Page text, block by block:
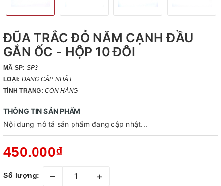
ĐŨA TRẮC ĐỎ NĂM CẠNH ĐẦU
GẮN ỐC - HỘP 10 ĐÔI
MÃ SP: SP3
LOẠI: ĐANG CẬP NHẬT...
TÌNH TRẠNG: CÒN HÀNG
THÔNG TIN SẢN PHẨM
Nội dung mô tả sản phẩm đang cập nhật...
450.000₫
Số lượng: – +